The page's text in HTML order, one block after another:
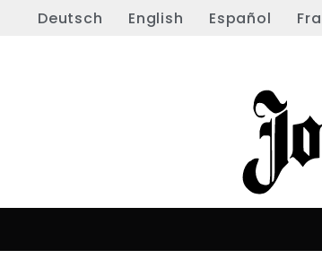
Deutsch English Español